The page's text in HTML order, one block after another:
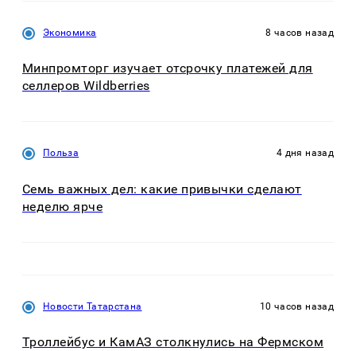
Экономика 8 часов назад
Минпромторг изучает отсрочку платежей для
селлеров Wildberries
Польза 4 дня назад
Семь важных дел: какие привычки сделают
неделю ярче
Новости Татарстана 10 часов назад
Троллейбус и КамАЗ столкнулись на Фермском